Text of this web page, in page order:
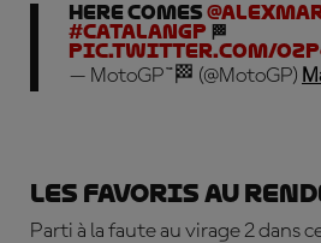
Here comes
#CatalanGP 🏁
pic.twitter.com/
— MotoGP™🏁 (@MotoGP)
Les favoris au
Parti à la faute au virage 2 dans